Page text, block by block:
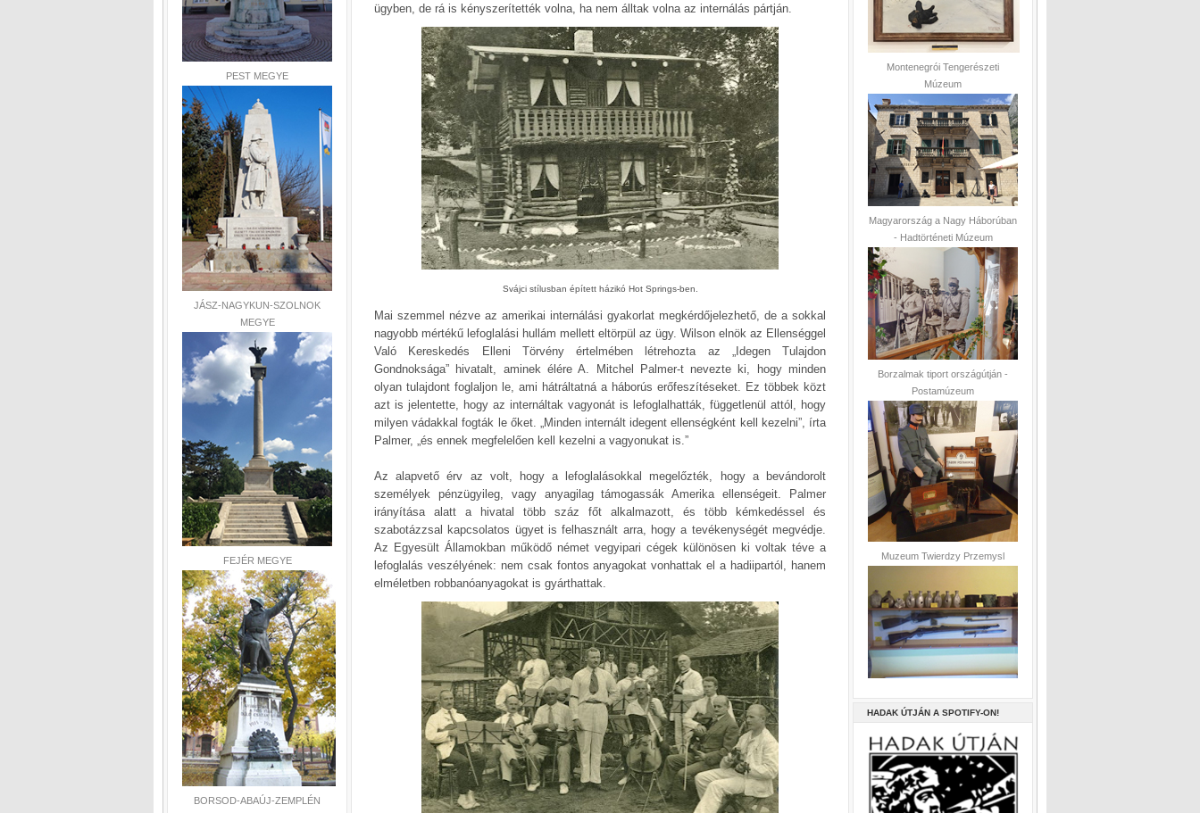
PEST MEGYE
JÁSZ-NAGYKUN-SZOLNOK
MEGYE
FEJÉR MEGYE
BORSOD-ABAÚJ-ZEMPLÉN
ügyben, de rá is kényszerítették volna, ha nem álltak volna az internálás pártján.
Svájci stílusban épített házikó Hot Springs-ben.
Mai szemmel nézve az amerikai internálási gyakorlat megkérdőjelezhető, de a sokkal
nagyobb mértékű lefoglalási hullám mellett eltörpül az ügy. Wilson elnök az Ellenséggel
Való Kereskedés Elleni Törvény értelmében létrehozta az „Idegen Tulajdon
Gondnoksága” hivatalt, aminek élére A. Mitchel Palmer-t nevezte ki, hogy minden
olyan tulajdont foglaljon le, ami hátráltatná a háborús erőfeszítéseket. Ez többek közt
azt is jelentette, hogy az internáltak vagyonát is lefoglalhatták, függetlenül attól, hogy
milyen vádakkal fogták le őket. „Minden internált idegent ellenségként kell kezelni”, írta
Palmer, „és ennek megfelelően kell kezelni a vagyonukat is.”
Az alapvető érv az volt, hogy a lefoglalásokkal megelőzték, hogy a bevándorolt
személyek pénzügyileg, vagy anyagilag támogassák Amerika ellenségeit. Palmer
irányítása alatt a hivatal több száz főt alkalmazott, és több kémkedéssel és
szabotázzsal kapcsolatos ügyet is felhasznált arra, hogy a tevékenységét megvédje.
Az Egyesült Államokban működő német vegyipari cégek különösen ki voltak téve a
lefoglalás veszélyének: nem csak fontos anyagokat vonhattak el a hadiipartól, hanem
elméletben robbanóanyagokat is gyárthattak.
Montenegrói Tengerészeti
Múzeum
Magyarország a Nagy Háborúban
- Hadtörténeti Múzeum
Borzalmak tiport országútján -
Postamúzeum
Muzeum Twierdzy Przemysl
HADAK ÚTJÁN A SPOTIFY-ON!